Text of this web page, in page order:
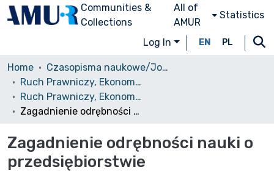
Communities &
Collections
All of
AMUR
Statistics
Log In EN PL
Home
Czasopisma naukowe/Journals
Ruch Prawniczy, Ekonomiczny i Socjologiczny
Ruch Prawniczy, Ekonomiczny i Socjologiczny, 1963, nr 3
Zagadnienie odrębności nauki o przedsiębiorstwie
Zagadnienie odrębności nauki o
przedsiębiorstwie